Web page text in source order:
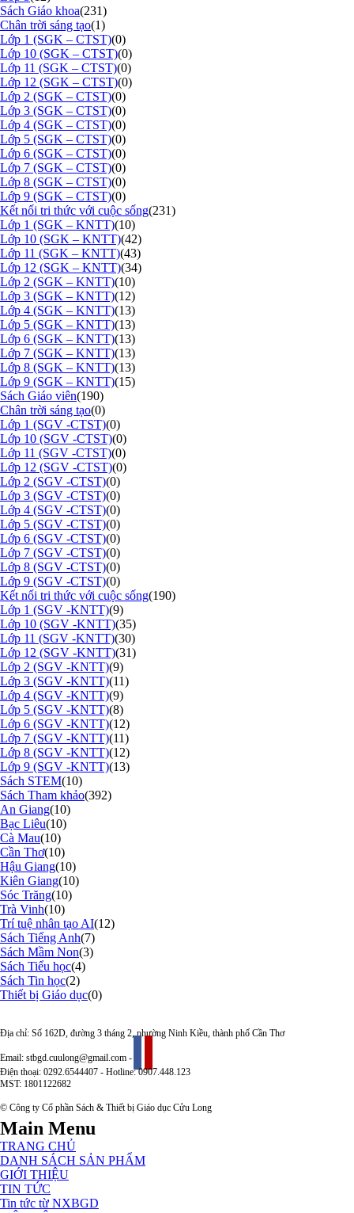
Sách Giáo khoa(231)
Chân trời sáng tạo(1)
Lớp 1 (SGK – CTST)(0)
Lớp 10 (SGK – CTST)(0)
Lớp 11 (SGK – CTST)(0)
Lớp 12 (SGK – CTST)(0)
Lớp 2 (SGK – CTST)(0)
Lớp 3 (SGK – CTST)(0)
Lớp 4 (SGK – CTST)(0)
Lớp 5 (SGK – CTST)(0)
Lớp 6 (SGK – CTST)(0)
Lớp 7 (SGK – CTST)(0)
Lớp 8 (SGK – CTST)(0)
Lớp 9 (SGK – CTST)(0)
Kết nối tri thức với cuộc sống(231)
Lớp 1 (SGK – KNTT)(10)
Lớp 10 (SGK – KNTT)(42)
Lớp 11 (SGK – KNTT)(43)
Lớp 12 (SGK – KNTT)(34)
Lớp 2 (SGK – KNTT)(10)
Lớp 3 (SGK – KNTT)(12)
Lớp 4 (SGK – KNTT)(13)
Lớp 5 (SGK – KNTT)(13)
Lớp 6 (SGK – KNTT)(13)
Lớp 7 (SGK – KNTT)(13)
Lớp 8 (SGK – KNTT)(13)
Lớp 9 (SGK – KNTT)(15)
Sách Giáo viên(190)
Chân trời sáng tạo(0)
Lớp 1 (SGV -CTST)(0)
Lớp 10 (SGV -CTST)(0)
Lớp 11 (SGV -CTST)(0)
Lớp 12 (SGV -CTST)(0)
Lớp 2 (SGV -CTST)(0)
Lớp 3 (SGV -CTST)(0)
Lớp 4 (SGV -CTST)(0)
Lớp 5 (SGV -CTST)(0)
Lớp 6 (SGV -CTST)(0)
Lớp 7 (SGV -CTST)(0)
Lớp 8 (SGV -CTST)(0)
Lớp 9 (SGV -CTST)(0)
Kết nối tri thức với cuộc sống(190)
Lớp 1 (SGV -KNTT)(9)
Lớp 10 (SGV -KNTT)(35)
Lớp 11 (SGV -KNTT)(30)
Lớp 12 (SGV -KNTT)(31)
Lớp 2 (SGV -KNTT)(9)
Lớp 3 (SGV -KNTT)(11)
Lớp 4 (SGV -KNTT)(9)
Lớp 5 (SGV -KNTT)(8)
Lớp 6 (SGV -KNTT)(12)
Lớp 7 (SGV -KNTT)(11)
Lớp 8 (SGV -KNTT)(12)
Lớp 9 (SGV -KNTT)(13)
Sách STEM(10)
Sách Tham khảo(392)
An Giang(10)
Bạc Liêu(10)
Cà Mau(10)
Cần Thơ(10)
Hậu Giang(10)
Kiên Giang(10)
Sóc Trăng(10)
Trà Vinh(10)
Trí tuệ nhân tạo AI(12)
Sách Tiếng Anh(7)
Sách Mầm Non(3)
Sách Tiểu học(4)
Sách Tin học(2)
Thiết bị Giáo dục(0)
Địa chỉ: Số 162D, đường 3 tháng 2, phường Ninh Kiều, thành phố Cần Thơ
Email: stbgd.cuulong@gmail.com -
Điện thoại: 0292.6544407 - Hotline: 0907.448.123
MST: 1801122682
© Công ty Cổ phần Sách & Thiết bị Giáo dục Cửu Long
Main Menu
TRANG CHỦ
DANH SÁCH SẢN PHẨM
GIỚI THIỆU
TIN TỨC
Tin tức từ NXBGD